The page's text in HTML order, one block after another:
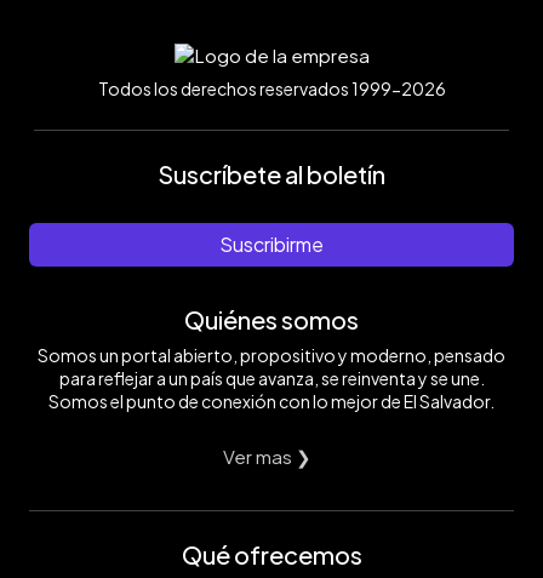
Todos los derechos reservados 1999-2026
Suscríbete al boletín
Suscribirme
Quiénes somos
Somos un portal abierto, propositivo y moderno, pensado
para reflejar a un país que avanza, se reinventa y se une.
Somos el punto de conexión con lo mejor de El Salvador.
Ver mas ❯
Qué ofrecemos